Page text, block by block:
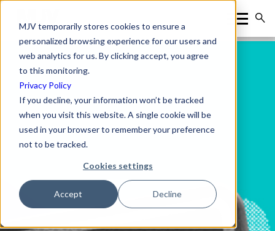
MJV temporarily stores cookies to ensure a
personalized browsing experience for our users and
web analytics for us. By clicking accept, you agree
to this monitoring.
Privacy Policy
If you decline, your information won’t be tracked
when you visit this website. A single cookie will be
used in your browser to remember your preference
not to be tracked.
Cookies settings
Accept Decline